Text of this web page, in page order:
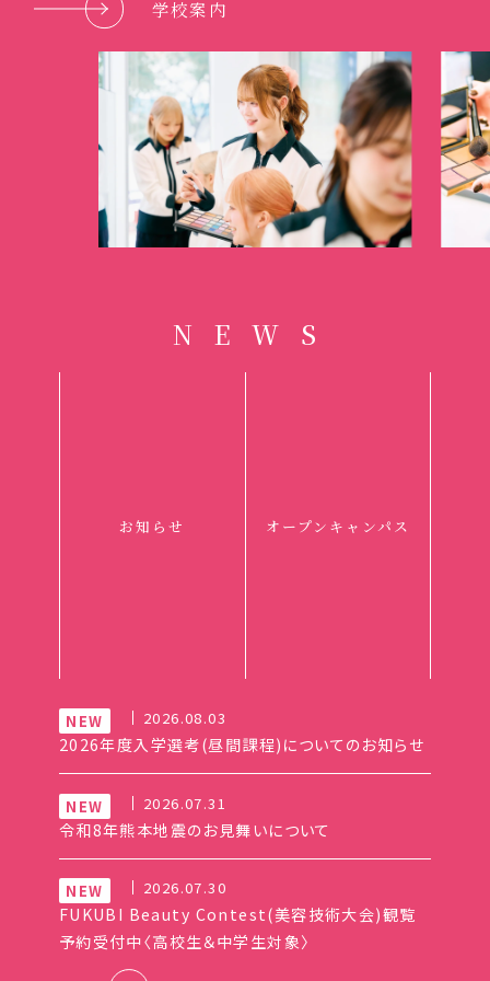
学校案内
N E W S
お知らせ オープンキャンパス
2026.08.03
2026年度入学選考(昼間課程)についてのお知らせ
2026.07.31
令和8年熊本地震のお見舞いについて
2026.07.30
FUKUBI Beauty Contest(美容技術大会)観覧
予約受付中〈高校生＆中学生対象〉